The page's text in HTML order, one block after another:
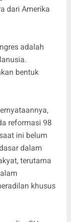
dari Amerika
adalah
bentuk
reformasi 98
ini belum
dalam
terutama
khusus